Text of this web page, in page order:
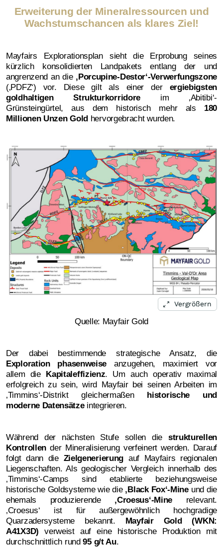
Erweiterung der Mineralressourcen und
Wachstumschancen als klares Ziel!
Mayfairs Explorationsplan sieht die Erprobung seines
kürzlich konsolidierten Landpakets entlang der und
angrenzend an die ‚Porcupine-Destor‘-Verwerfungszone
(‚PDFZ‘) vor. Diese gilt als einer der ergiebigsten
goldhaltigen Strukturkorridore im ‚Abitibi‘-
Grünsteingürtel, aus dem historisch mehr als 180
Millionen Unzen Gold hervorgebracht wurden.
Vergrößern
Quelle: Mayfair Gold
Der dabei bestimmende strategische Ansatz, die
Exploration phasenweise anzugehen, maximiert vor
allem die Kapitaleffizienz. Um auch operativ maximal
erfolgreich zu sein, wird Mayfair bei seinen Arbeiten im
‚Timmins‘-Distrikt gleichermaßen historische und
moderne Datensätzeintegrieren.
Während der nächsten Stufe sollen die strukturellen
Kontrollen der Mineralisierung verfeinert werden. Darauf
folgt dann die Zielgenerierung auf Mayfairs regionalen
Liegenschaften. Als geologischer Vergleich innerhalb des
‚Timmins‘-Camps sind etablierte beziehungsweise
historische Goldsysteme wie die ‚Black Fox‘-Mineund die
ehemals produzierende ‚Croesus‘-Mine relevant.
‚Croesus‘ ist für außergewöhnlich hochgradige
Quarzadersysteme bekannt. Mayfair Gold (WKN:
A41X3D) verweist auf eine historische Produktion mit
durchschnittlich rund95 g/t Au.